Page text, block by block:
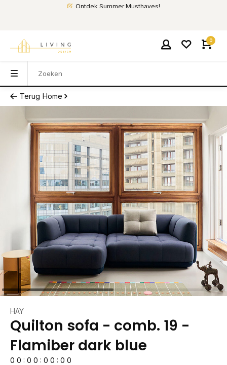
Ontdek Summer Musthaves!
0
Terug Home
HAY
Quilton sofa - comb. 19 -
Flamiber dark blue
0 0 : 0 0 : 0 0 : 0 0